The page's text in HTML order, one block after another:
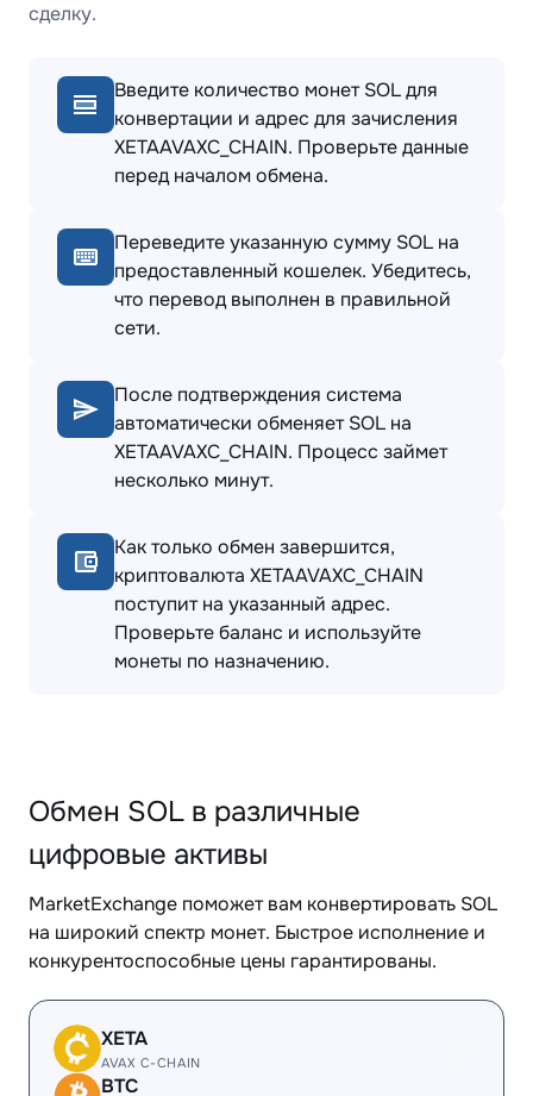
сделку.
Введите количество монет SOL для
конвертации и адрес для зачисления
XETAAVAXC_CHAIN. Проверьте данные
перед началом обмена.
Переведите указанную сумму SOL на
предоставленный кошелек. Убедитесь,
что перевод выполнен в правильной
сети.
После подтверждения система
автоматически обменяет SOL на
XETAAVAXC_CHAIN. Процесс займет
несколько минут.
Как только обмен завершится,
криптовалюта XETAAVAXC_CHAIN
поступит на указанный адрес.
Проверьте баланс и используйте
монеты по назначению.
Обмен SOL в различные
цифровые активы
MarketExchange поможет вам конвертировать SOL
на широкий спектр монет. Быстрое исполнение и
конкурентоспособные цены гарантированы.
XETA
AVAX C-CHAIN
BTC